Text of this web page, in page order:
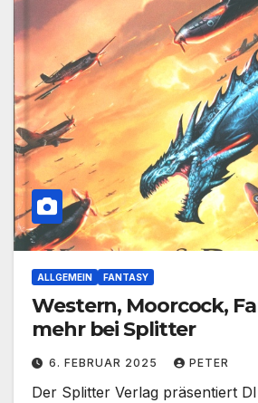
ALLGEMEIN FANTASY
Western, Moorcock,
mehr bei Splitter
6. FEBRUAR 2025 PETER
Der Splitter Verlag präsentiert